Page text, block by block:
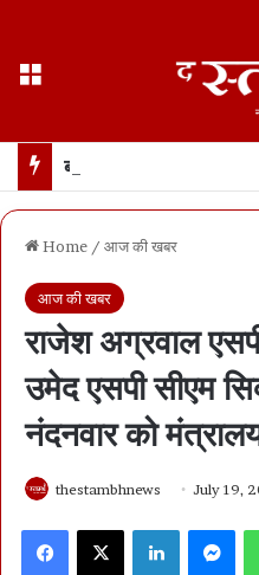
Home / आज की खबर
आज की खबर
राजेश अग्रवाल
उमेद एसपी सीएम
नंदनवार को
thestambhnews July 19,
Facebook X LinkedIn